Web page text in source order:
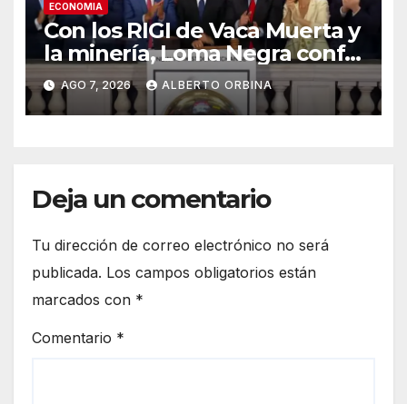
ECONOMIA
Con los RIGI de Vaca Muerta y
la minería, Loma Negra confía
en un récord de la
construcción
AGO 7, 2026 ALBERTO ORBINA
Deja un comentario
Tu dirección de correo electrónico no será
publicada. Los campos obligatorios están
marcados con *
Comentario *